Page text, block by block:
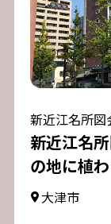
新近江名所図
新近江名
の地に植
大津市